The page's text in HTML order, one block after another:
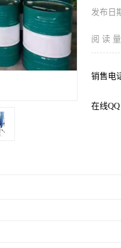
发布日
阅 读 量
销售电
在线QQ